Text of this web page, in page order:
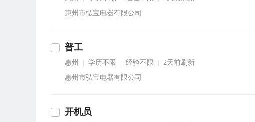
惠州市弘宝电器有限公司
普工
惠州 学历不限 经验不限
2天前刷新
惠州市弘宝电器有限公司
开机员